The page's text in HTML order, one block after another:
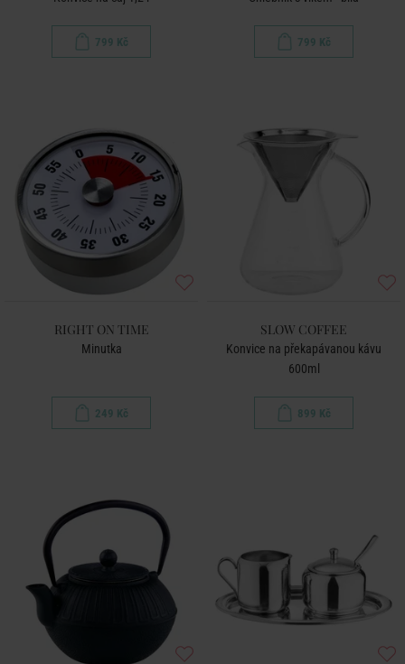
799 Kč 799 Kč
RIGHT ON TIME
Minutka
249 Kč
SLOW COFFEE
Konvice na překapávanou kávu
600ml
899 Kč